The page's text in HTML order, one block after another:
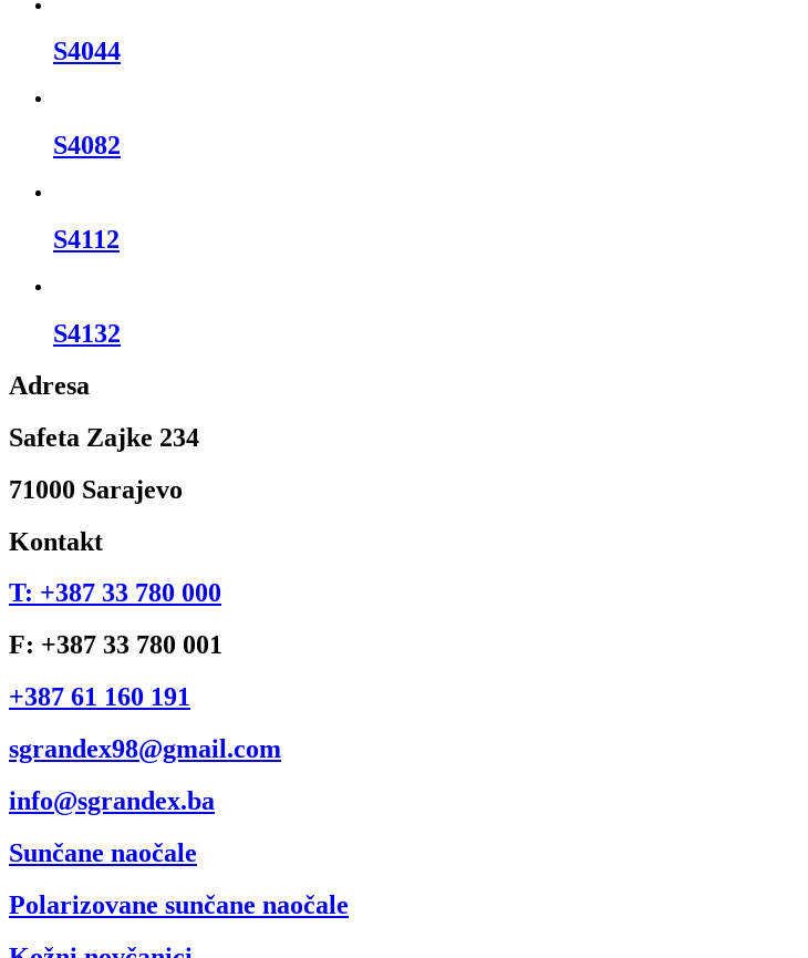
S4044
S4082
S4112
S4132
Adresa
Safeta Zajke 234
71000 Sarajevo
Kontakt
T: +387 33 780 000
F: +387 33 780 001
+387 61 160 191
sgrandex98@gmail.com
info@sgrandex.ba
Sunčane naočale
Polarizovane sunčane naočale